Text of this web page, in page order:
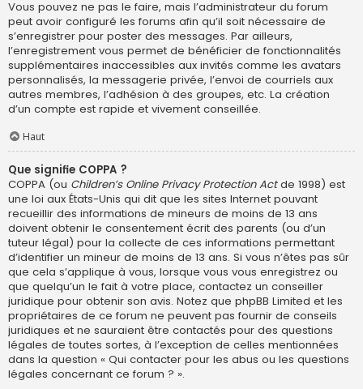
Vous pouvez ne pas le faire, mais l’administrateur du forum
peut avoir configuré les forums afin qu’il soit nécessaire de
s’enregistrer pour poster des messages. Par ailleurs,
l’enregistrement vous permet de bénéficier de fonctionnalités
supplémentaires inaccessibles aux invités comme les avatars
personnalisés, la messagerie privée, l’envoi de courriels aux
autres membres, l’adhésion à des groupes, etc. La création
d’un compte est rapide et vivement conseillée.
Haut
Que signifie COPPA ?
COPPA (ou Children’s Online Privacy Protection Actde 1998) est
une loi aux États-Unis qui dit que les sites Internet pouvant
recueillir des informations de mineurs de moins de 13 ans
doivent obtenir le consentement écrit des parents (ou d’un
tuteur légal) pour la collecte de ces informations permettant
d’identifier un mineur de moins de 13 ans. Si vous n’êtes pas sûr
que cela s’applique à vous, lorsque vous vous enregistrez ou
que quelqu’un le fait à votre place, contactez un conseiller
juridique pour obtenir son avis. Notez que phpBB Limited et les
propriétaires de ce forum ne peuvent pas fournir de conseils
juridiques et ne sauraient être contactés pour des questions
légales de toutes sortes, à l’exception de celles mentionnées
dans la question « Qui contacter pour les abus ou les questions
légales concernant ce forum ? ».